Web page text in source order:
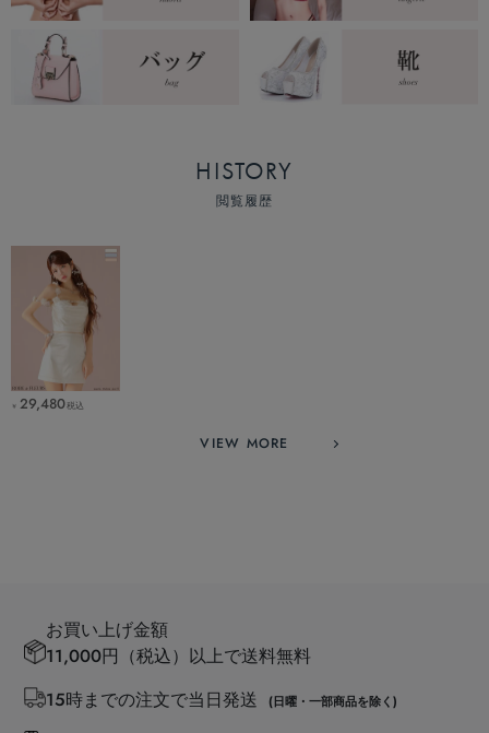
HISTORY
閲覧履歴
￥ 29,480税込
VIEW MORE
お買い上げ金額
11,000円（税込）以上で送料無料
15時までの注文で当日発送
(日曜・一部商品を除く)